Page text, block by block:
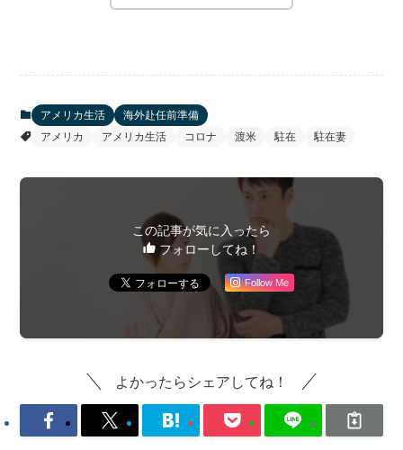
アメリカ生活
海外赴任前準備
アメリカ
アメリカ生活 コロナ 渡米 駐在 駐在妻
この記事が気に入ったら
フォローしてね！
Follow Me
よかったらシェアしてね！